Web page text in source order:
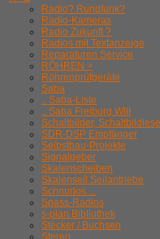
Radio? Rundfunk?
Radio-Kameras
Radio Zukunft ?
Radios mit Textanzeige
Reparaturen Service
RÖHREN >
Röhrenprüfgeräte
Saba
.. Saba-Liste
.. Saba Freiburg WIII
Schaltbilder,
SDR-DSP Empfänger
Selbstbau-Projekte
Signalgeber
Skalenscheiben
Skalenseil Seilantriebe
Schnurlos ...
Spass-Radios
s-plan Bibliothek
Stecker / Buchsen
Stereo